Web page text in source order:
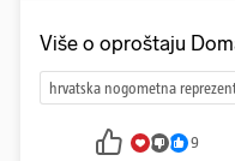
Više o oproštaju
hrvatska nogometna
9